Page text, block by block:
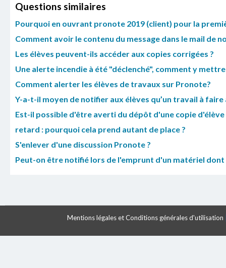
Questions similaires
Pourquoi en ouvrant pronote 2019 (client) pour la
Comment avoir le contenu du message dans le mail de
Les élèves peuvent-ils accéder aux copies corrigées ?
Une alerte incendie à été "déclenché", comment y
Comment alerter les élèves de travaux sur Pronote?
Y-a-t-il moyen de notifier aux élèves qu’un travail à
Est-il possible d'être averti du dépôt d'une copie d'élève
retard : pourquoi cela prend autant de place ?
S'enlever d'une discussion Pronote ?
Peut-on être notifié lors de l'emprunt d'un matériel dont
Mentions légales et Conditions générales d'utilisation